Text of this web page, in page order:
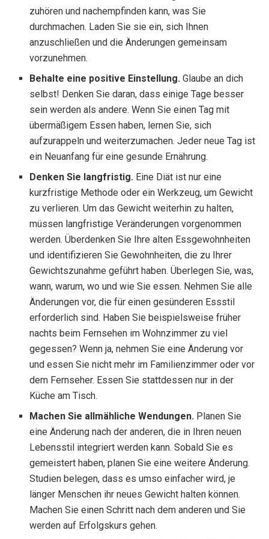
zuhören und nachempfinden kann, was Sie
durchmachen. Laden Sie sie ein, sich Ihnen
anzuschließen und die Änderungen gemeinsam
vorzunehmen.
Behalte eine positive Einstellung. Glaube an dich
selbst! Denken Sie daran, dass einige Tage besser
sein werden als andere. Wenn Sie einen Tag mit
übermäßigem Essen haben, lernen Sie, sich
aufzurappeln und weiterzumachen. Jeder neue Tag ist
ein Neuanfang für eine gesunde Ernährung.
Denken Sie langfristig. Eine Diät ist nur eine
kurzfristige Methode oder ein Werkzeug, um Gewicht
zu verlieren. Um das Gewicht weiterhin zu halten,
müssen langfristige Veränderungen vorgenommen
werden. Überdenken Sie Ihre alten Essgewohnheiten
und identifizieren Sie Gewohnheiten, die zu Ihrer
Gewichtszunahme geführt haben. Überlegen Sie, was,
wann, warum, wo und wie Sie essen. Nehmen Sie alle
Änderungen vor, die für einen gesünderen Essstil
erforderlich sind. Haben Sie beispielsweise früher
nachts beim Fernsehen im Wohnzimmer zu viel
gegessen? Wenn ja, nehmen Sie eine Änderung vor
und essen Sie nicht mehr im Familienzimmer oder vor
dem Fernseher. Essen Sie stattdessen nur in der
Küche am Tisch.
Machen Sie allmähliche Wendungen. Planen Sie
eine Änderung nach der anderen, die in Ihren neuen
Lebensstil integriert werden kann. Sobald Sie es
gemeistert haben, planen Sie eine weitere Änderung.
Studien belegen, dass es umso einfacher wird, je
länger Menschen ihr neues Gewicht halten können.
Machen Sie einen Schritt nach dem anderen und Sie
werden auf Erfolgskurs gehen.